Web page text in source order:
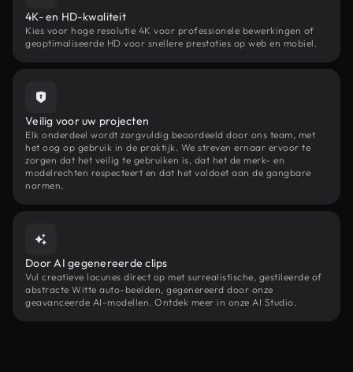
4K- en HD-kwaliteit
Kies voor hoge resolutie 4K voor professionele bewerkingen of
geoptimaliseerde HD voor snellere prestaties op web en mobiel.
Veilig voor uw projecten
Elk onderdeel wordt zorgvuldig beoordeeld door ons team, met
het oog op gebruik in de praktijk. We streven ernaar ervoor te
zorgen dat het veilig te gebruiken is, dat het de merk- en
modelrechten respecteert en dat het voldoet aan de gangbare
normen.
Door AI gegenereerde clips
Vul creatieve lacunes direct op met surrealistische, gestileerde of
abstracte Witte auto-beelden, gegenereerd door onze
geavanceerde AI-modellen. Ontdek meer in onze AI Studio.